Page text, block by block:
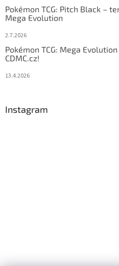
Pokémon TCG: Pitch Black –
Mega Evolution
2.7.2026
Pokémon TCG: Mega
CDMC.cz!
13.4.2026
Instagram